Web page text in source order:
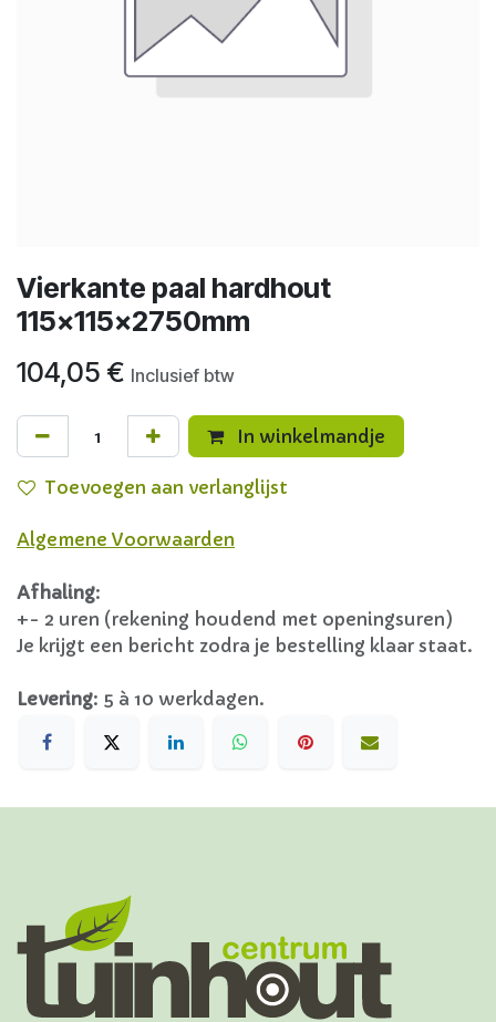
Vierkante paal hardhout
115x115x2750mm
104,05 € Inclusief btw
In winkelmandje
Toevoegen aan verlanglijst
Algemene Voorwaarden
Afhaling:
+- 2 uren (rekening houdend met openingsuren)
Je krijgt een bericht zodra je bestelling klaar staat.
Levering: 5 à 10 werkdagen.